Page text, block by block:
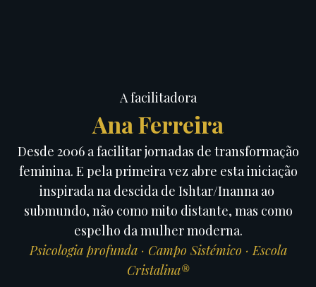
A facilitadora
Ana Ferreira
Desde 2006 a facilitar jornadas de transformação
feminina. E pela primeira vez abre esta iniciação
inspirada na descida de Ishtar/Inanna ao
submundo, não como mito distante, mas como
espelho da mulher moderna.
Psicologia profunda · Campo Sistémico · Escola
Cristalina®